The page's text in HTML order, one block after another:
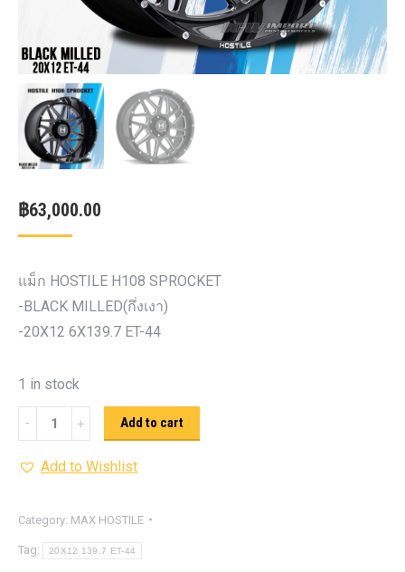
฿63,000.00
แม็ก HOSTILE H108 SPROCKET
-BLACK MILLED(กึ่งเงา)
-20X12 6X139.7 ET-44
1 in stock
HOSTILE
H108
quantity
Add to cart
Add to Wishlist
Category: MAX HOSTILE
Tag: 20X12 139.7 ET-44